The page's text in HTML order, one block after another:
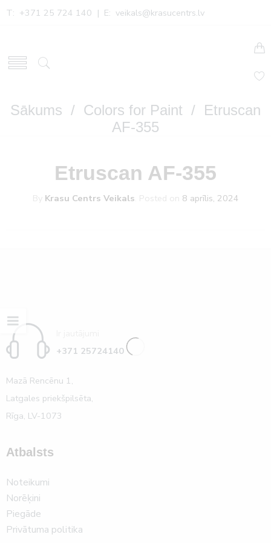
T: +371 25 724 140 | E: veikals@krasucentrs.lv
Sākums / Colors for Paint / Etruscan
AF-355
Etruscan AF-355
By Krasu Centrs Veikals Posted on 8 aprīlis, 2024
+371 25724140
Mazā Rencēnu 1,
Latgales priekšpilsēta,
Rīga, LV-1073
Atbalsts
Noteikumi
Norēķini
Piegāde
Privātuma politika